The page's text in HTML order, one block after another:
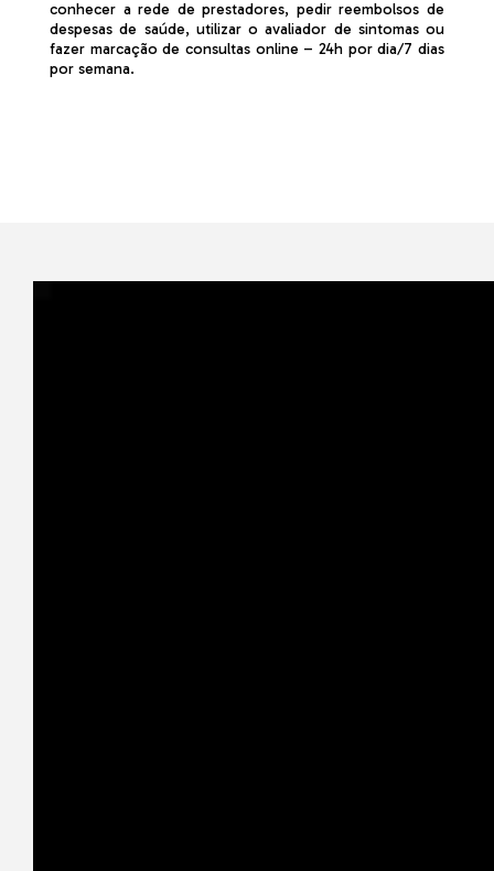
conhecer a rede de prestadores, pedir reembolsos de
despesas de saúde, utilizar o avaliador de sintomas ou
fazer marcação de consultas online – 24h por dia/7 dias
por semana.